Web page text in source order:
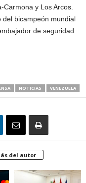
Carmona y Los Arcos.
del bicampeón mundial
de seguridad
NOTICIAS VENEZUELA
del autor